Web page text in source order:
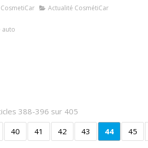
CosmetiCar Actualité CosmétiCar
auto
388-396 sur 405
40 41 42 43 44 45